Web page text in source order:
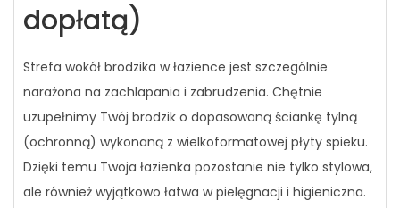
dopłatą)
Strefa wokół brodzika w łazience jest szczególnie
narażona na zachlapania i zabrudzenia. Chętnie
uzupełnimy Twój brodzik o dopasowaną ściankę tylną
(ochronną) wykonaną z wielkoformatowej płyty spieku.
Dzięki temu Twoja łazienka pozostanie nie tylko stylowa,
ale również wyjątkowo łatwa w pielęgnacji i higieniczna.